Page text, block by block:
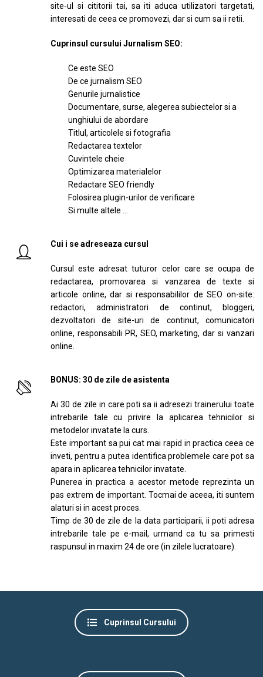
site-ul si cititorii tai, sa iti aduca utilizatori targetati,
interesati de ceea ce promovezi, dar si cum sa ii retii.
Cuprinsul cursului Jurnalism SEO:
Ce este SEO
De ce jurnalism SEO
Genurile jurnalistice
Documentare, surse, alegerea subiectelor si a
unghiului de abordare
Titlul, articolele si fotografia
Redactarea textelor
Cuvintele cheie
Optimizarea materialelor
Redactare SEO friendly
Folosirea plugin-urilor de verificare
Si multe altele …
Cui i se adreseaza cursul
Cursul este adresat tuturor celor care se ocupa de
redactarea, promovarea si vanzarea de texte si
articole online, dar si responsabililor de SEO on-site:
redactori, administratori de continut, bloggeri,
dezvoltatori de site-uri de continut, comunicatori
online, responsabili PR, SEO, marketing, dar si vanzari
online.
BONUS: 30 de zile de asistenta
Ai 30 de zile in care poti sa ii adresezi trainerului toate
intrebarile tale cu privire la aplicarea tehnicilor si
metodelor invatate la curs.
Este important sa pui cat mai rapid in practica ceea ce
inveti, pentru a putea identifica problemele care pot sa
apara in aplicarea tehnicilor invatate.
Punerea in practica a acestor metode reprezinta un
pas extrem de important. Tocmai de aceea, iti suntem
alaturi si in acest proces.
Timp de 30 de zile de la data participarii, ii poti adresa
intrebarile tale pe e-mail, urmand ca tu sa primesti
raspunsul in maxim 24 de ore (in zilele lucratoare).
Cuprinsul Cursului